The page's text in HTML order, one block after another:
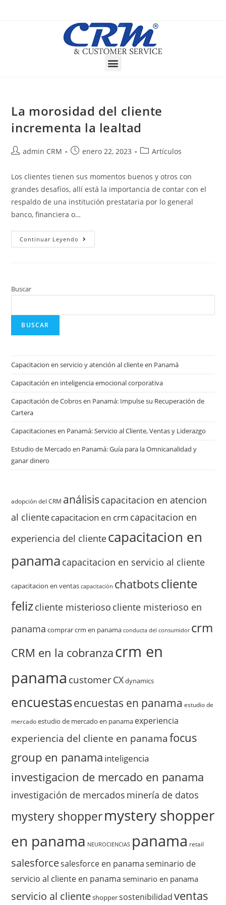
La morosidad del cliente
incrementa la lealtad
admin CRM enero 22, 2023 Artículos
Los clientes tienen sus momentos buenos y otros con
grandes desafíos, allí está la importancia de contar con el
respaldo de una institución prestataria por lo general
banco, financiera o…
Continuar Leyendo
Buscar
BUSCAR
Capacitacion en servicio y atención al cliente en Panamá
Capacitación en inteligencia emocional corporativa
Capacitación de Cobros en Panamá: Impulse su Recuperación de
Cartera
Capacitaciones en Panamá: Servicio al Cliente, Ventas y Liderazgo
Estudio de Mercado en Panamá: Guía para la Omnicanalidad y
ganar dinero
adopción del CRM análisis capacitacion en atencion
al clientecapacitacion en crm capacitacion en
experiencia del clientecapacitacion en
panama capacitacion en servicio al cliente
capacitacion en ventas capacitación chatbotscliente
felizcliente misterioso cliente misterioso en
panama comprar crm en panama conducta del consumidor crm
CRM en la cobranzacrm en
panama customerCXdynamics
encuestasencuestas en panama estudio de
mercado estudio de mercado en panama experiencia
experiencia del cliente en panama focus
group en panama inteligencia
investigacion de mercado en panama
investigación de mercados minería de datos
mystery shoppermystery shopper
en panama NEUROCIENCIAS panama retail
salesforcesalesforce en panama seminario de
servicio al cliente en panama seminario en panama
servicio al clienteshoppersostenibilidad ventas